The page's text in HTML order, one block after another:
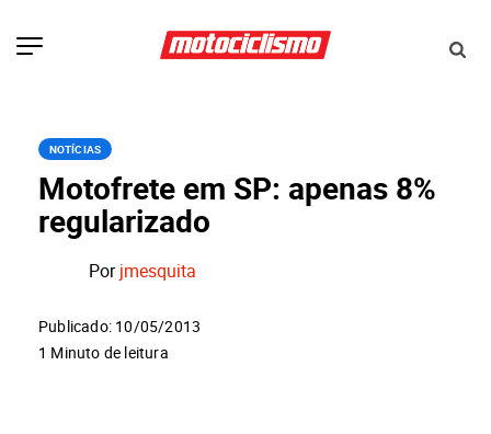
NOTÍCIAS
Motofrete em SP: apenas 8%
regularizado
Porjmesquita
Publicado: 10/05/2013
1 Minuto de leitura